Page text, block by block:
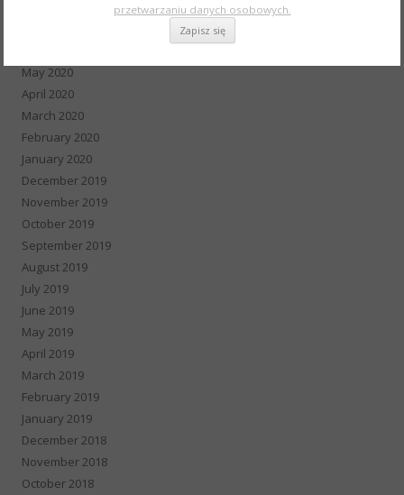
May 2020
April 2020
March 2020
February 2020
January 2020
December 2019
November 2019
October 2019
September 2019
August 2019
July 2019
June 2019
May 2019
April 2019
March 2019
February 2019
January 2019
December 2018
November 2018
October 2018
przetwarzaniu danych osobowych.